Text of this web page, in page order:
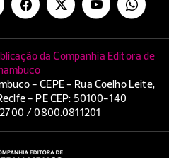
da Companhia Editora de
- CEPE - Rua Coelho Leite,
- PE CEP: 50100-140
/ 0800.0811201